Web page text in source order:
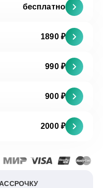
бесплатно
1890 ₽
990 ₽
900 ₽
2000 ₽